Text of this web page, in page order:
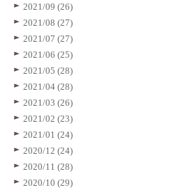
2021/09 (26)
2021/08 (27)
2021/07 (27)
2021/06 (25)
2021/05 (28)
2021/04 (28)
2021/03 (26)
2021/02 (23)
2021/01 (24)
2020/12 (24)
2020/11 (28)
2020/10 (29)